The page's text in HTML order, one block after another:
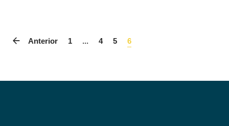
Anterior 1 ... 4 5 6